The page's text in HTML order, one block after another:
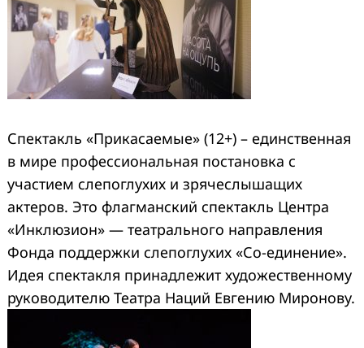
Спектакль «Прикасаемые» (12+) – единственная
в мире профессиональная постановка с
участием слепоглухих и зрячеслышащих
актеров. Это флагманский спектакль Центра
«Инклюзион» — театрального направления
Фонда поддержки слепоглухих «Со-единение».
Идея спектакля принадлежит художественному
руководителю Театра Наций Евгению Миронову.